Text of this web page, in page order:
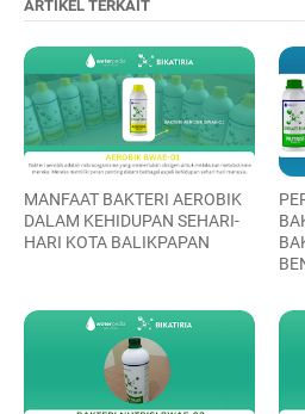
ARTIKEL TERKAIT
MANFAAT BAKTERI AEROBIK
DALAM KEHIDUPAN SEHARI-
HARI KOTA BALIKPAPAN